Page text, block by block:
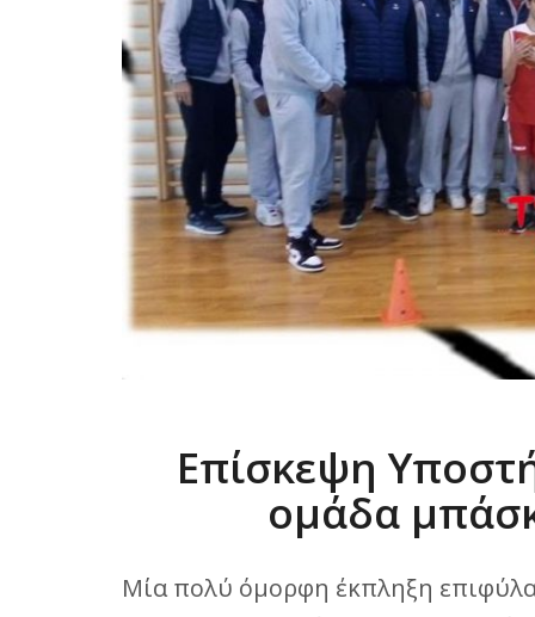
Επίσκεψη
ομάδα
Μία πολύ όμορφη έκπληξη